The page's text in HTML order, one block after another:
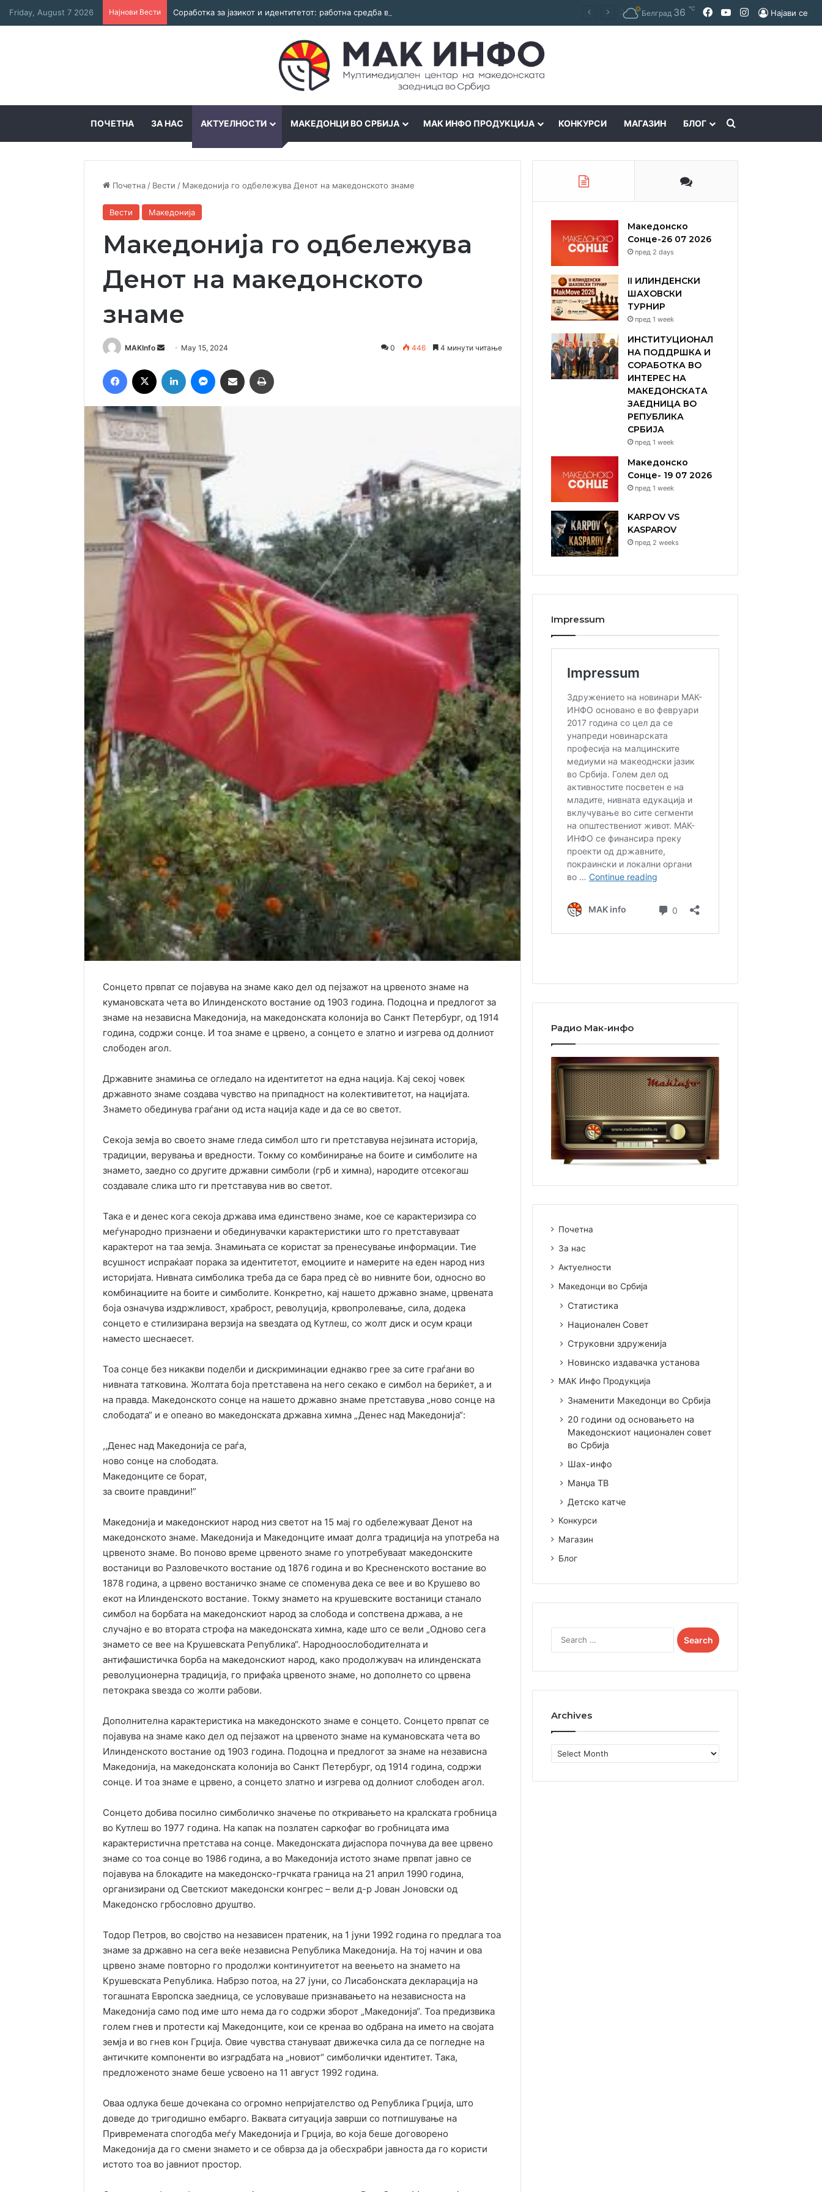
Friday, August 7 2026 Најнови Вести Соработка за јазикот и идентитетот: работна средба во Општина Пландиште Белград 36 ℃ Facebook
YouTubeInstagram
Најави се
ПОЧЕТНА ЗА НАС АКТУЕЛНОСТИ МАКЕДОНЦИ ВО СРБИЈА МАК ИНФО ПРОДУКЦИЈА КОНКУРСИ МАГАЗИН БЛОГ
Почетна / Вести / Македонија го одбележува Денот на македонското знаме
Вести Македонија
Македонија го одбележува
Денот на македонското
знаме
MAKInfo
Send
email
May 15, 2024 0 446 4 минути читање
Facebook LinkedIn MessengerСподели преку Емаил
Сонцето првпат се појавува на знаме како дел од пејзажот на црвеното знаме на
кумановската чета во Илинденското востание од 1903 година. Подоцна и предлогот за
знаме на независна Македонија, на македонската колонија во Санкт Петербург, од 1914
година, содржи сонце. И тоа знаме е црвено, а сонцето е златно и изгрева од долниот
слободен агол.
Државните знамиња се огледало на идентитетот на една нација. Кај секој човек
државното знаме создава чувство на припадност на колективитетот, на нацијата.
Знамето обединува граѓани од иста нација каде и да се во светот.
Секоја земја во своето знаме гледа симбол што ги претставува нејзината историја,
традиции, верувања и вредности. Токму со комбинирање на боите и симболите на
знамето, заедно со другите државни симболи (грб и химна), народите отсекогаш
создавале слика што ги претставува нив во светот.
Така е и денес кога секоја држава има единствено знаме, кое се карактеризира со
меѓународно признаени и обединувачки карактеристики што го претставуваат
карактерот на таа земја. Знамињата се користат за пренесување информации. Тие
всушност испраќаат порака за идентитетот, емоциите и намерите на еден народ низ
историјата. Нивната симболика треба да се бара пред сѐ во нивните бои, односно во
комбинациите на боите и симболите. Конкретно, кај нашето државно знаме, црвената
боја означува издржливост, храброст, револуција, крвопролевање, сила, додека
сонцето е стилизирана верзија на ѕвездата од Кутлеш, со жолт диск и осум краци
наместо шеснаесет.
Тоа сонце без никакви поделби и дискриминации еднакво грее за сите граѓани во
нивната татковина. Жолтата боја претставена на него секако е симбол на бериќет, а и
на правда. Македонското сонце на нашето државно знаме претставува „ново сонце на
слободата“ и е опеано во македонската државна химна „Денес над Македонија“:
,,Денес над Македонија се раѓа,
ново сонце на слободата.
Македонците се борат,
за своите правдини!”
Македонија и македонскиот народ низ светот на 15 мај го одбележуваат Денот на
македонското знаме. Македонија и Македонците имаат долга традиција на употреба на
црвеното знаме. Во поново време црвеното знаме го употребуваат македонските
востаници во Разловечкото востание од 1876 година и во Кресненското востание во
1878 година, а црвено востаничко знаме се споменува дека се вее и во Крушево во
екот на Илинденското востание. Токму знамето на крушевските востаници станало
симбол на борбата на македонскиот народ за слобода и сопствена држава, а не
случајно е во втората строфа на македонската химна, каде што се вели „Одново сега
знамето се вее на Крушевската Република“. Народноослободителната и
антифашистичка борба на македонскиот народ, како продолжувач на илинденската
револуционерна традиција, го прифаќа црвеното знаме, но дополнето со црвена
петокрака ѕвезда со жолти рабови.
Дополнителна карактеристика на македонското знаме е сонцето. Сонцето првпат се
појавува на знаме како дел од пејзажот на црвеното знаме на кумановската чета во
Илинденското востание од 1903 година. Подоцна и предлогот за знаме на независна
Македонија, на македонската колонија во Санкт Петербург, од 1914 година, содржи
сонце. И тоа знаме е црвено, а сонцето златно и изгрева од долниот слободен агол.
Сонцето добива посилно симболичко значење по откривањето на кралската гробница
во Кутлеш во 1977 година. На капак на позлатен саркофаг во гробницата има
карактеристична претстава на сонце. Македонската дијаспора почнува да вее црвено
знаме со тоа сонце во 1986 година, а во Македонија истото знаме првпат јавно се
појавува на блокадите на македонско-грчката граница на 21 април 1990 година,
организирани од Светскиот македонски конгрес – вели д-р Јован Јоновски од
Македонско грбословно друштво.
Тодор Петров, во својство на независен пратеник, на 1 јуни 1992 година го предлага тоа
знаме за државно на сега веќе независна Република Македонија. На тој начин и ова
црвено знаме повторно го продолжи континуитетот на веењето на знамето на
Крушевската Република. Набрзо потоа, на 27 јуни, со Лисабонската декларација на
тогашната Европска заедница, се условуваше признавањето на независноста на
Македонија само под име што нема да го содржи зборот „Македонија“. Тоа предизвика
голем гнев и протести кај Македонците, кои се кренаа во одбрана на името на својата
земја и во гнев кон Грција. Овие чувства стануваат движечка сила да се погледне на
античките компоненти во изградбата на „новиот“ симболички идентитет. Така,
предложеното знаме беше усвоено на 11 август 1992 година.
Оваа одлука беше дочекана со огромно непријателство од Република Грција, што
доведе до тригодишно ембарго. Ваквата ситуација заврши со потпишување на
Привремената спогодба меѓу Македонија и Грција, во која беше договорено
Македонија да го смени знамето и се обврза да ја обесхрабри јавноста да го користи
истото тоа во јавниот простор.
Македонско
Сонце-26 07 2026
пред 2 days
II ИЛИНДЕНСКИ
ШАХОВСКИ
ТУРНИР
пред 1 week
ИНСТИТУЦИОНАЛ
НА ПОДДРШКА И
СОРАБОТКА ВО
ИНТЕРЕС НА
МАКЕДОНСКАТА
ЗАЕДНИЦА ВО
РЕПУБЛИКА
СРБИЈА
пред 1 week
Македонско
Сонце- 19 07 2026
пред 1 week
KARPOV VS
KASPAROV
пред 2 weeks
Impressum
Радио Мак-инфо
Почетна
За нас
Актуелности
Македонци во Србија
Статистика
Национален Совет
Струковни здруженија
Новинско издавачка установа
МАК Инфо Продукција
Знаменити Македонци во Србија
20 години од основањето на
Македонскиот национален совет
во Србија
Шах-инфо
Манџа ТВ
Детско катче
Конкурси
Магазин
Блог
Search
for:
Archives
Archives